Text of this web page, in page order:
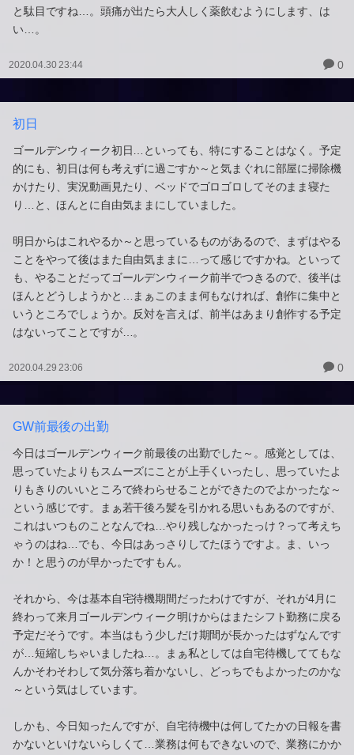
と駄目ですね…。頭痛が出たら大人しく薬飲むようにします、は
い…。
2020.04.30 23:44 0
初日
ゴールデンウィーク初日…といっても、特にすることはなく。予定
的にも、初日は何も考えずに過ごすか～と気まぐれに部屋に掃除機
かけたり、実況動画見たり、ベッドでゴロゴロしてそのまま寝た
り…と、ほんとに自由気ままにしていました。
明日からはこれやるか～と思っているものがあるので、まずはやる
ことをやって後はまた自由気ままに…って感じですかね。といって
も、やることだってゴールデンウィーク前半でつきるので、後半は
ほんとどうしようかと…まぁこのまま何もなければ、創作に集中と
いうところでしょうか。反対を言えば、前半はあまり創作する予定
はないってことですが…。
2020.04.29 23:06 0
GW前最後の出勤
今日はゴールデンウィーク前最後の出勤でした～。感覚としては、
思っていたよりもスムーズにことが上手くいったし、思っていたよ
りもきりのいいところで終わらせることができたのでよかったな～
という感じです。まぁ若干後ろ髪を引かれる思いもあるのですが、
これはいつものことなんでね…やり残しなかったっけ？って考えち
ゃうのはね…でも、今日はあっさりしてたほうですよ。ま、いっ
か！と思うのが早かったですもん。
それから、今は基本自宅待機期間だったわけですが、それが4月に
終わって来月ゴールデンウィーク明けからはまたシフト勤務に戻る
予定だそうです。本当はもう少しだけ期間が長かったはずなんです
が…短縮しちゃいましたね…。まぁ私としては自宅待機しててもな
んかそわそわして気分落ち着かないし、どっちでもよかったのかな
～という気はしています。
しかも、今日知ったんですが、自宅待機中は何してたかの日報を書
かないといけないらしくて…業務は何もできないので、業務にかか